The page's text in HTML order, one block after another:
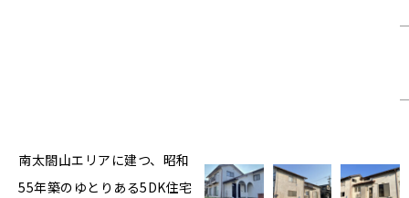
南太閤山エリアに建つ、昭和
55年築のゆとりある5DK住宅